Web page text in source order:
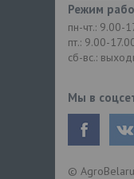
Режим
пн-чт.: 9.00-
пт.: 9.00-
сб-вс.:
Мы в
©